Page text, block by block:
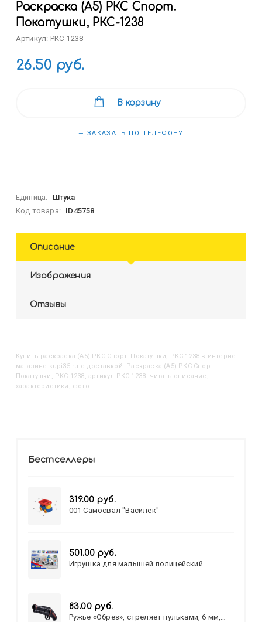
Раскраска (А5) РКС Спорт.
Покатушки, РКС-1238
Артикул: РКС-1238
26.50 руб.
В корзину
— ЗАКАЗАТЬ ПО ТЕЛЕФОНУ
Единица:
Штука
Код товара:
ID45758
Описание
Изображения
Отзывы
Купить Раскраска (А5) РКС Спорт. Покатушки, РКС-1238 в интернет-
магазине kupi35.ru с доставкой. Раскраска (А5) РКС Спорт.
Покатушки, РКС-1238, артикул РКС-1238: читать описание,
характеристики, фото
Бестселлеры
319.00 руб.
001 Самосвал "Василек"
501.00 руб.
Игрушка для малышей полицейский
83.00 руб.
Ружье «Обрез», стреляет пульками, 6 мм,